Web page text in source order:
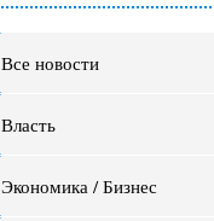
Все новости
Власть
Экономика / Бизнес